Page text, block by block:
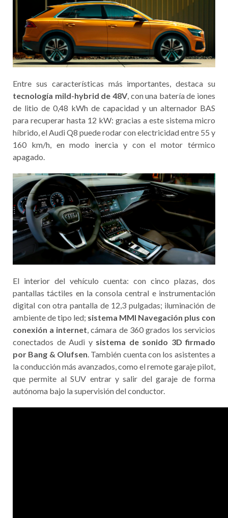
Entre sus características más importantes, destaca su
tecnología mild-hybrid de 48V, con una batería de iones
de litio de 0,48 kWh de capacidad y un alternador BAS
para recuperar hasta 12 kW: gracias a este sistema micro
híbrido, el Audi Q8 puede rodar con electricidad entre 55 y
160 km/h, en modo inercia y con el motor térmico
apagado.
El interior del vehículo cuenta: con cinco plazas, dos
pantallas táctiles en la consola central e instrumentación
digital con otra pantalla de 12,3 pulgadas; iluminación de
ambiente de tipo led; sistema MMI Navegación plus con
conexión a internet , cámara de 360 grados los servicios
conectados de Audi y sistema de sonido 3D firmado
por Bang & Olufsen . También cuenta con los asistentes a
la conducción más avanzados, como el remote garaje pilot,
que permite al SUV entrar y salir del garaje de forma
autónoma bajo la supervisión del conductor.